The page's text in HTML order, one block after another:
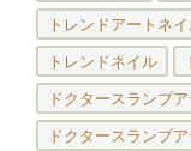
トレンドアートネ
トレンドネイル
ドクタースランプ
ドクタースランプ